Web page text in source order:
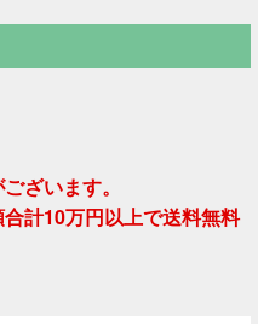
ざいます。
計10万円以上で送料無料